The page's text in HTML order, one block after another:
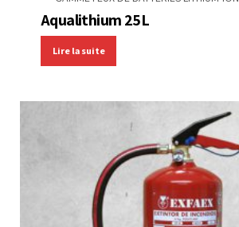
Aqualithium 25L
Lire la suite